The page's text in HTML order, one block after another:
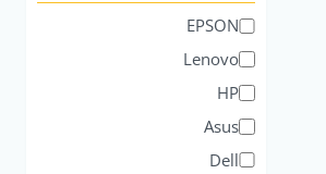
EPSON
Lenovo
HP
Asus
Dell